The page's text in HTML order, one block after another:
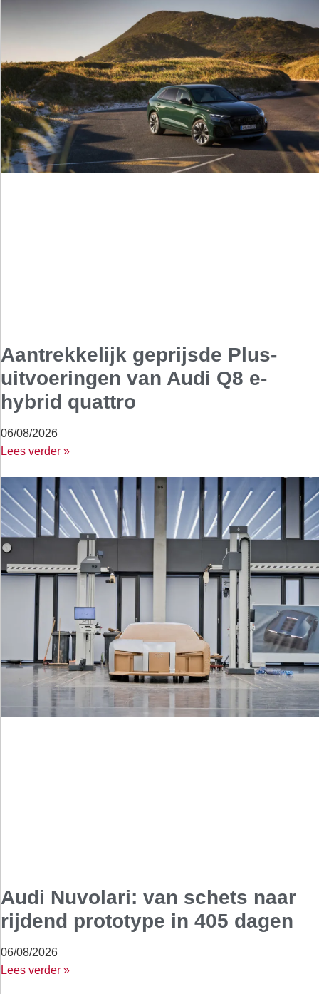
Aantrekkelijk geprijsde Plus-
uitvoeringen van Audi Q8 e-
hybrid quattro
06/08/2026
Lees verder »
Audi Nuvolari: van schets naar
rijdend prototype in 405 dagen
06/08/2026
Lees verder »